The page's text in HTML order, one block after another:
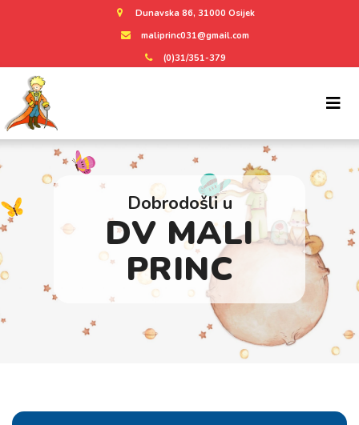
Dunavska 86, 31000 Osijek
maliprinc031@gmail.com
(0)31/351-379
Dobrodošli u
DV MALI
PRINC